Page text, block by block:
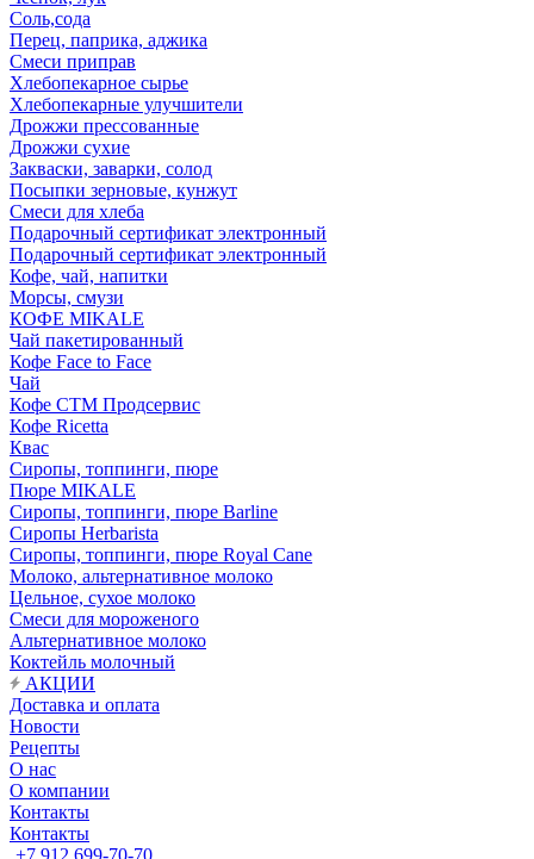
Соль,сода
Перец, паприка, аджика
Смеси приправ
Хлебопекарное сырье
Хлебопекарные улучшители
Дрожжи прессованные
Дрожжи сухие
Закваски, заварки, солод
Посыпки зерновые, кунжут
Смеси для хлеба
Подарочный сертификат электронный
Подарочный сертификат электронный
Кофе, чай, напитки
Морсы, смузи
КОФЕ MIKALE
Чай пакетированный
Кофе Face to Face
Чай
Кофе СТМ Продсервис
Кофе Ricetta
Квас
Сиропы, топпинги, пюре
Пюре MIKALE
Сиропы, топпинги, пюре Barline
Сиропы Herbarista
Сиропы, топпинги, пюре Royal Cane
Молоко, альтернативное молоко
Цельное, сухое молоко
Смеси для мороженого
Альтернативное молоко
Коктейль молочный
АКЦИИ
Доставка и оплата
Новости
Рецепты
О нас
О компании
Контакты
Контакты
+7 912 699-70-70